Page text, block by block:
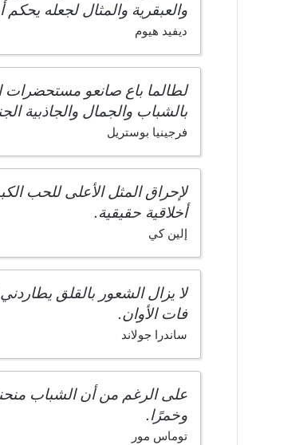
والعبقرية والمثال لجعله
ديفيد هيوم
لطالما باع صانعو مستحضرات
بالشباب والجمال والجاذبية
فرجينيا بوستريل
لإحراق المثل الأعلى للحب
أخلاقية حقيقية.
إلين كي
لا يزال الشعور بالقلق
فات الأوان.
ساندرا جولاند
على الرغم من أن الشباب منحنا
وخمرًا.
توماس مور